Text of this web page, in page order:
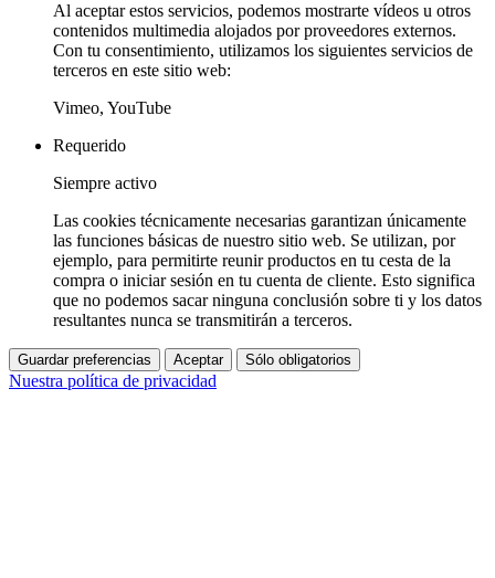
Al aceptar estos servicios, podemos mostrarte vídeos u otros
contenidos multimedia alojados por proveedores externos.
Con tu consentimiento, utilizamos los siguientes servicios de
terceros en este sitio web:
Vimeo, YouTube
Requerido
Siempre activo
Las cookies técnicamente necesarias garantizan únicamente
las funciones básicas de nuestro sitio web. Se utilizan, por
ejemplo, para permitirte reunir productos en tu cesta de la
compra o iniciar sesión en tu cuenta de cliente. Esto significa
que no podemos sacar ninguna conclusión sobre ti y los datos
resultantes nunca se transmitirán a terceros.
Guardar preferencias Aceptar Sólo obligatorios
Nuestra política de privacidad